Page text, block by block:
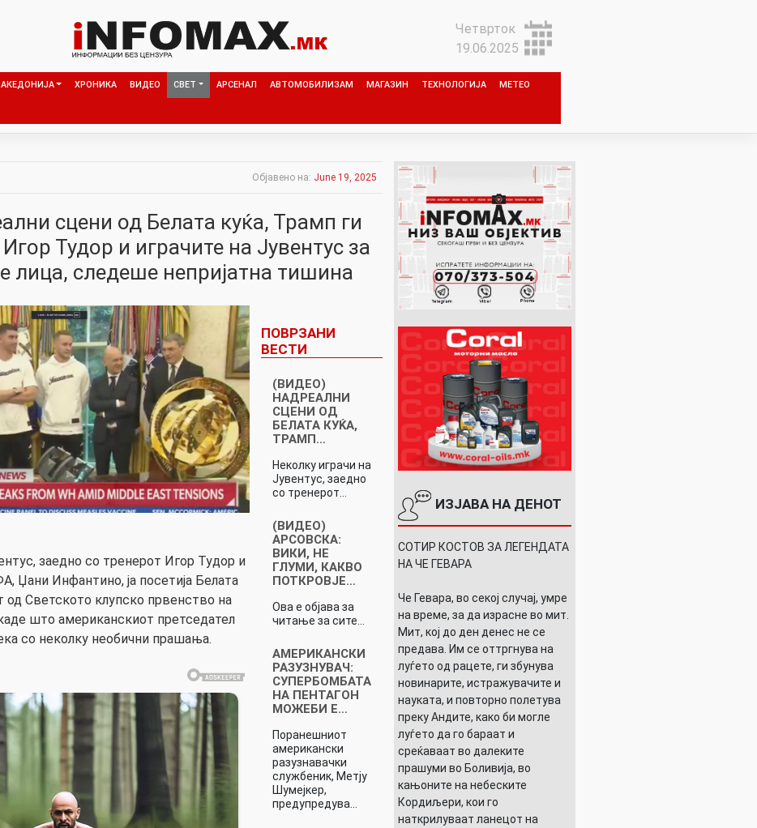
Четврток
19.06.2025
ХРОНИКА ВИДЕО СВЕТ АРСЕНАЛ АВТОМОБИЛИЗАМ МАГАЗИН ТЕХНОЛОГИЈА МЕТЕО
Објавено на: June 19, 2025
сцени од Белата куќа, Трамп ги
Тудор и играчите на Јувентус за
лица, следеше непријатна тишина
заедно со тренерот Игор Тудор и
Џани Инфантино, ја посетија Белата
од Светското клупско првенство на
што американскиот претседател
со неколку необични прашања.
ПОВРЗАНИ
ВЕСТИ
(ВИДЕО)
НАДРЕАЛНИ
СЦЕНИ ОД
БЕЛАТА КУЌА,
ТРАМП…
Неколку играчи на
Јувентус, заедно
со тренерот…
(ВИДЕО)
АРСОВСКА:
ВИКИ, НЕ
ГЛУМИ, КАКВО
ПОТКРОВЈЕ…
Ова е објава за
читање за сите…
АМЕРИКАНСКИ
РАЗУЗНУВАЧ:
СУПЕРБОМБАТА
НА ПЕНТАГОН
МОЖЕБИ Е…
Поранешниот
американски
разузнавачки
службеник, Метју
Шумејкер,
предупредува…
ИЗЈАВА НА ДЕНОТ
СОТИР КОСТОВ ЗА ЛЕГЕНДАТА
НА ЧЕ ГЕВАРА
Че Гевара, во секој случај, умре
на време, за да израсне во мит.
Мит, кој до ден денес не се
предава. Им се оттргнува на
луѓето од рацете, ги збунува
новинарите, истражувачите и
науката, и повторно полетува
преку Андите, како би могле
луѓето да го бараат и
среќаваат во далеките
прашуми во Боливија, во
кањоните на небеските
Кордиљери, кои го
наткрилуваат ланецот на